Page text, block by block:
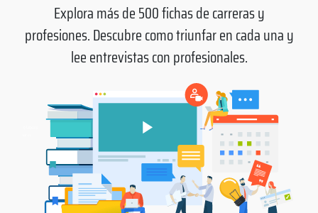
Explora más de 500 fichas de carreras y
profesiones. Descubre como triunfar en cada una y
lee entrevistas con profesionales.